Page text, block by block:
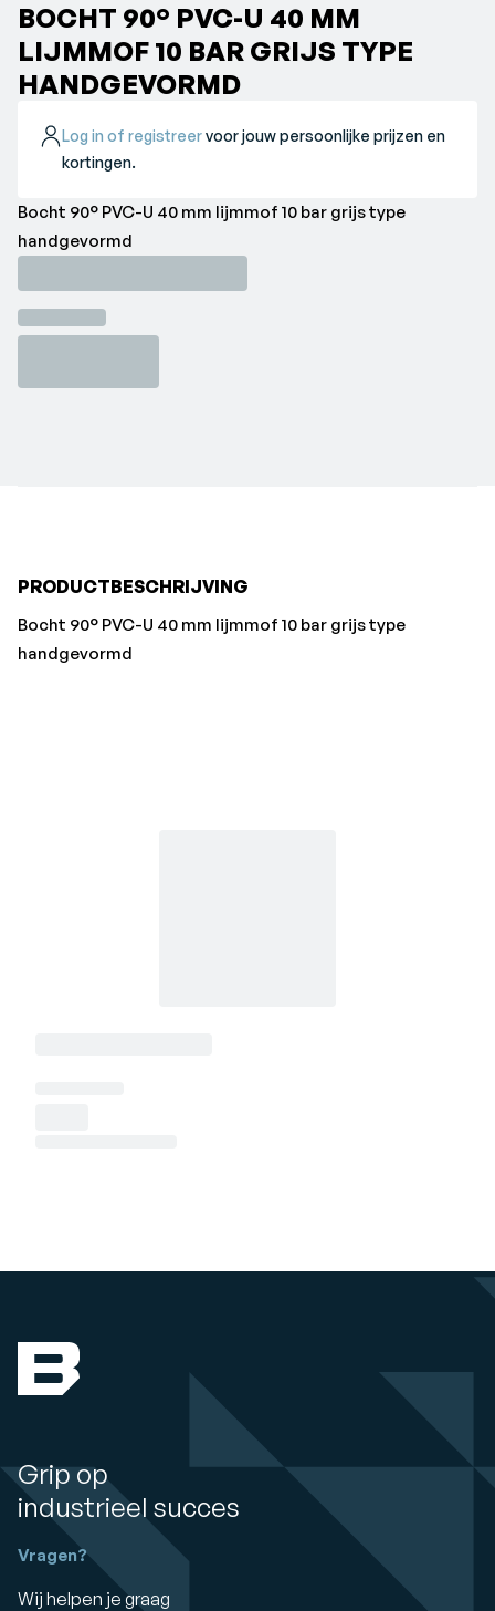
BOCHT 90° PVC-U 40 MM
LIJMMOF 10 BAR GRIJS TYPE
HANDGEVORMD
Log in of registreervoor jouw persoonlijke prijzen en
kortingen.
Bocht 90° PVC-U 40 mm lijmmof 10 bar grijs type
handgevormd
PRODUCTBESCHRIJVING
Bocht 90° PVC-U 40 mm lijmmof 10 bar grijs type
handgevormd
Grip op
industrieel succes
Vragen?
Wij helpen je graag